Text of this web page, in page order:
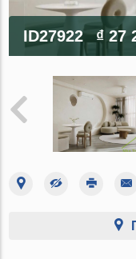
ID27922 ₫ 27